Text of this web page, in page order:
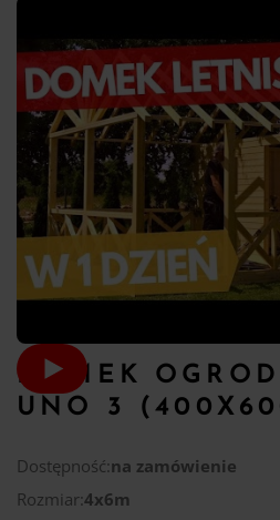
DOMEK
UNO 3
Dostępność:na zamówienie
Rozmiar:4x6m